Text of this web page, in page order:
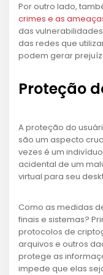
Por outro lado,
crimes e as
das
das redes que
podem gerar
Proteção
A proteção do
são um aspecto
vezes é um
acidental de um
virtual para seu
Como as medidas
finais e sistemas?
protocolos de
arquivos e outros
protege as
impede que elas